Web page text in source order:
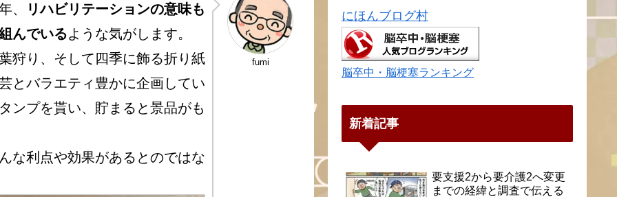
fumi
、
リハビリテーションの意味も
んでいるような気がします。
狩り、そして四季に飾る折り紙
とバラエティ豊かに企画してい
ンプを貰い、貯まると景品がも
な利点や効果があるとのではな
にほんブログ村
脳卒中・脳梗塞ランキング
新着記事
要支援2から要介護2へ変更
までの経緯と調査で伝える